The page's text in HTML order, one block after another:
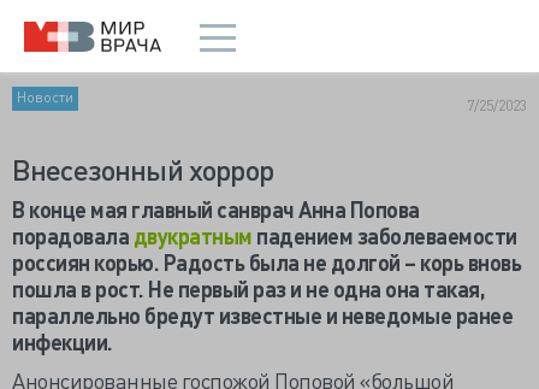
Новости 7/25/2023
Внесезонный хоррор
В конце мая главный санврач Анна Попова
порадовала двукратным падением заболеваемости
россиян корью. Радость была не долгой – корь вновь
пошла в рост. Не первый раз и не одна она такая,
параллельно бредут известные и неведомые ранее
инфекции.
Анонсированные госпожой Поповой «большой